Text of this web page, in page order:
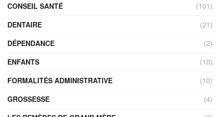
CONSEIL SANTÉ
(101)
DENTAIRE
(21)
DÉPENDANCE
(2)
ENFANTS
(10)
FORMALITÉS ADMINISTRATIVE
(10)
GROSSESSE
(4)